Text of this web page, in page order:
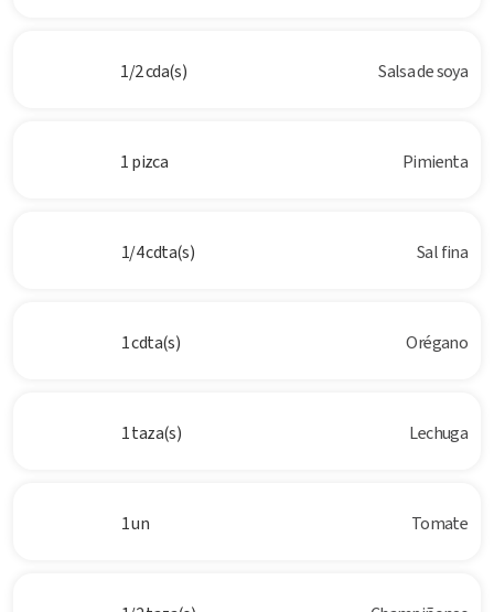
1/2 cda(s) Salsa de soya
1 pizca Pimienta
1/4 cdta(s) Sal fina
1 cdta(s) Orégano
1 taza(s) Lechuga
1 un Tomate